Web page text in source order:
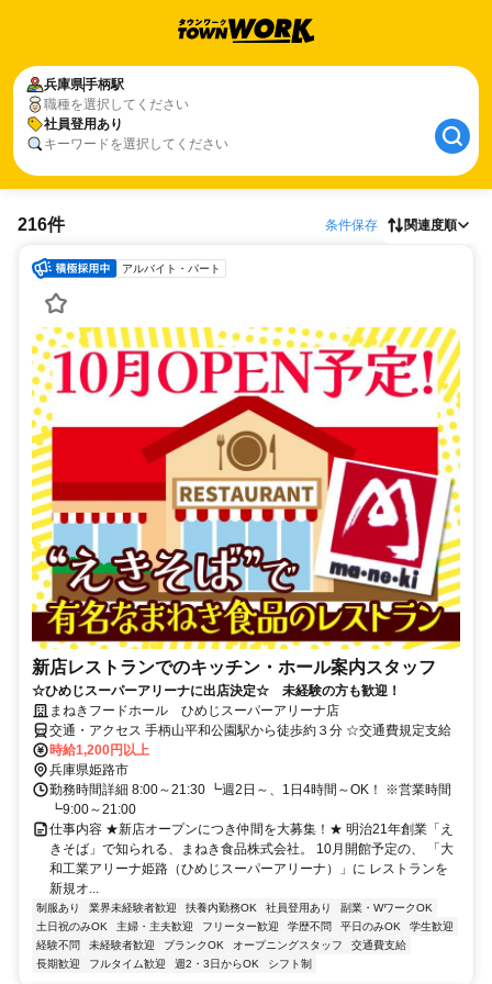
兵庫県手柄駅
職種を選択してください
社員登用あり
キーワードを選択してください
216件 条件保存 関連度順
アルバイト・パート
新店レストランでのキッチン・ホール案内スタッフ
☆ひめじスーパーアリーナに出店決定☆ 未経験の方も歓迎！
まねきフードホール ひめじスーパーアリーナ店
交通・アクセス 手柄山平和公園駅から徒歩約３分 ☆交通費規定支給
時給1,200円以上
兵庫県姫路市
勤務時間詳細 8:00～21:30 ┗週2日～、1日4時間～OK！ ※営業時間
┗9:00～21:00
仕事内容 ★新店オープンにつき仲間を大募集！★ 明治21年創業「え
きそば」で知られる、まねき食品株式会社。 10月開館予定の、 「大
和工業アリーナ姫路（ひめじスーパーアリーナ）」に レストランを
新規オ...
制服あり 業界未経験者歓迎 扶養内勤務OK 社員登用あり
副業・WワークOK
土日祝のみOK
主婦・主夫歓迎 フリーター歓迎 学歴不問 平日のみOK
学生歓迎
経験不問
未経験者歓迎 ブランクOK オープニングスタッフ
交通費支給
長期歓迎
フルタイム歓迎 週2・3日からOK シフト制